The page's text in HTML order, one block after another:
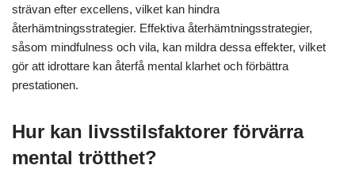
strävan efter excellens, vilket kan hindra
återhämtningsstrategier. Effektiva återhämtningsstrategier,
såsom mindfulness och vila, kan mildra dessa effekter, vilket
gör att idrottare kan återfå mental klarhet och förbättra
prestationen.
Hur kan livsstilsfaktorer förvärra
mental trötthet?